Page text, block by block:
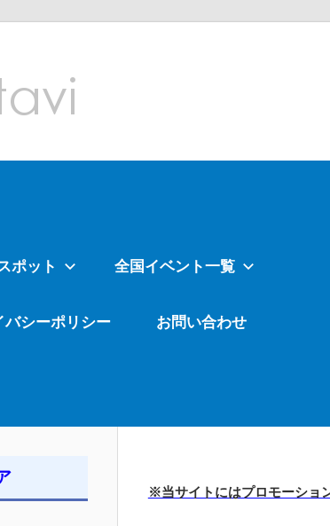
ポット 全国イベント一覧
バシーポリシー お問い合わせ
※当サイトにはプロモーショ